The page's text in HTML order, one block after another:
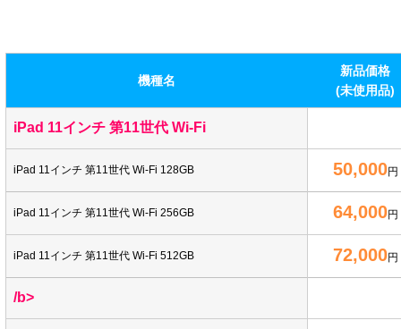
機種名
新品価格
(未使用品)
iPad 11インチ 第11世代 Wi-Fi
iPad 11インチ 第11世代 Wi-Fi 128GB 50,000円
iPad 11インチ 第11世代 Wi-Fi 256GB 64,000円
iPad 11インチ 第11世代 Wi-Fi 512GB 72,000円
/b>